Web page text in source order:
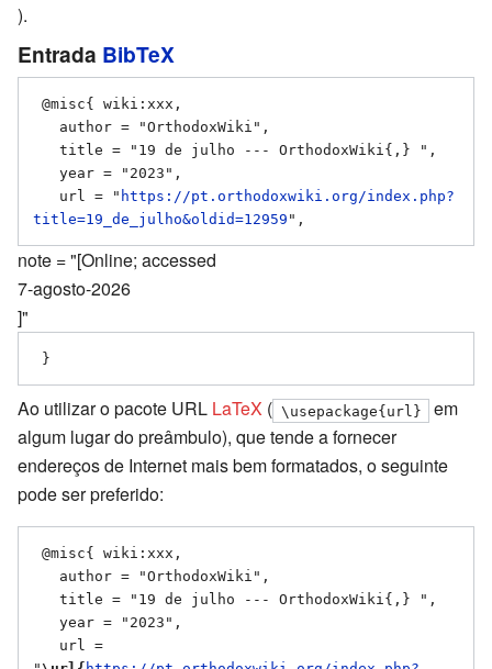
).
Entrada BibTeX
   url = "
https://pt.orthodoxwiki.org/index.php?
title=19_de_julho&oldid=12959
note = "[Online; accessed
7-agosto-2026
]"
Ao utilizar o pacote URL LaTeX ( \usepackage{url}
em
algum lugar do preâmbulo), que tende a fornecer
endereços de Internet mais bem formatados, o seguinte
pode ser preferido: